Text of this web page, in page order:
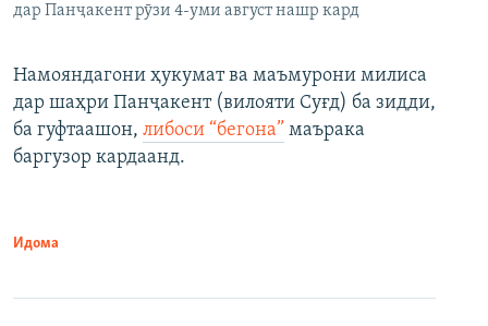
дар Панҷакент рӯзи 4-уми август нашр кард
Намояндагони ҳукумат ва маъмурони милиса
дар шаҳри Панҷакент (вилояти Суғд) ба зидди,
ба гуфтаашон, либоси “бегона” маърака
баргузор кардаанд.
Идома